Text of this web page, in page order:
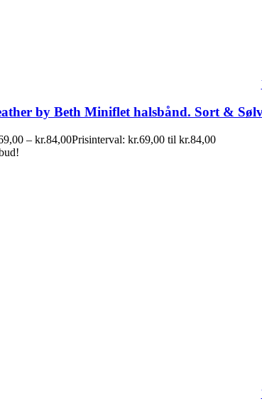
by Beth Miniflet halsbånd. Sort &
– kr.84,00Prisinterval: kr.69,00 til kr.84,00